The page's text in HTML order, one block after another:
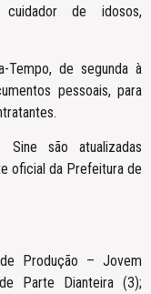
cuidador de idosos,
Tempo, de segunda à
pessoais, para
são atualizadas
oficial da Prefeitura de
Produção – Jovem
Parte Dianteira (3);